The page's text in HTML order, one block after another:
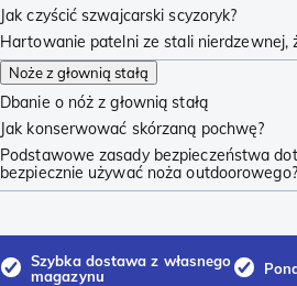
Jak czyścić szwajcarski scyzoryk?
Hartowanie patelni ze stali nierdzewnej,
Noże z głownią stałą
Dbanie o nóż z głownią stałą
Jak konserwować skórzaną pochwę?
Podstawowe zasady bezpieczeństwa
bezpiecznie używać noża outdoorowego?
Szybka dostawa z własnego
magazynu